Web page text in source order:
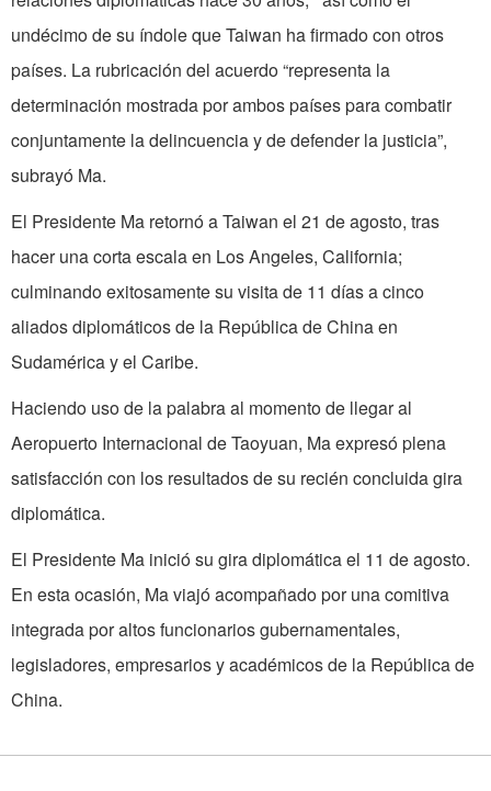
undécimo de su índole que Taiwan ha firmado con otros
países. La rubricación del acuerdo “representa la
determinación mostrada por ambos países para combatir
conjuntamente la delincuencia y de defender la justicia”,
subrayó Ma.
El Presidente Ma retornó a Taiwan el 21 de agosto, tras
hacer una corta escala en Los Angeles, California;
culminando exitosamente su visita de 11 días a cinco
aliados diplomáticos de la República de China en
Sudamérica y el Caribe.
Haciendo uso de la palabra al momento de llegar al
Aeropuerto Internacional de Taoyuan, Ma expresó plena
satisfacción con los resultados de su recién concluida gira
diplomática.
El Presidente Ma inició su gira diplomática el 11 de agosto.
En esta ocasión, Ma viajó acompañado por una comitiva
integrada por altos funcionarios gubernamentales,
legisladores, empresarios y académicos de la República de
China.